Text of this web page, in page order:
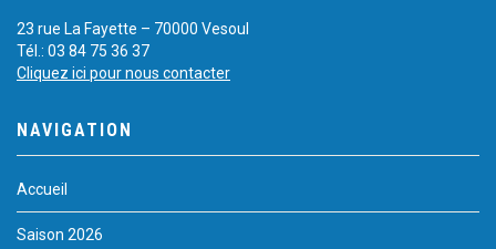
23 rue La Fayette – 70000 Vesoul
Tél.: 03 84 75 36 37
Cliquez ici pour nous contacter
NAVIGATION
Accueil
Saison 2026